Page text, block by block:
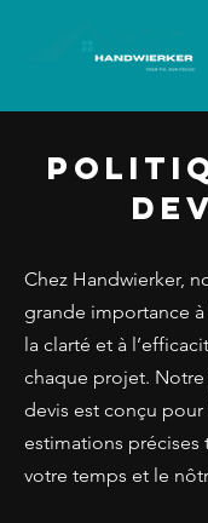
Chez Handwierker,
grande importance à
la clarté et à
chaque projet. Notre
devis est conçu
estimations précises
votre temps et le